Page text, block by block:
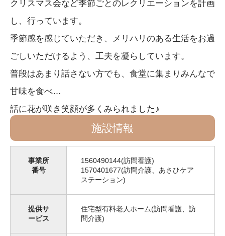
クリスマス会など季節ごとのレクリエーションを計画
し、行っています。
季節感を感じていただき、メリハリのある生活をお過
ごしいただけるよう、工夫を凝らしています。
普段はあまり話さない方でも、食堂に集まりみんなで
甘味を食べ…
話に花が咲き笑顔が多くみられました♪
施設情報
事業所
番号
1560490144(訪問看護)
1570401677(訪問介護、あさひケア
ステーション)
提供サ
ービス
住宅型有料老人ホーム(訪問看護、訪
問介護)